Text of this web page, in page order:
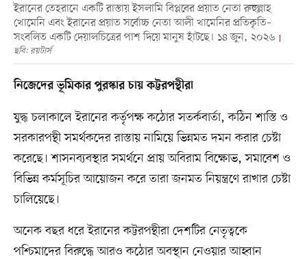
ইরানের তেহরানে একটি রাস্তায় ইসলামি বিপ্লবের প্রয়াত নেতা রুহুল্লাহ
খোমেনি এবং ইরানের প্রয়াত সর্বোচ্চ নেতা আলী খামেনির প্রতিকৃতি–
সংবলিত একটি দেয়ালচিত্রের পাশ দিয়ে মানুষ হাঁটছে। ১৪ জুন, ২০২৬
ছবি: রয়টার্স
নিজেদের ভূমিকার পুরস্কার চায় কট্টরপন্থীরা
যুদ্ধ চলাকালে ইরানের কর্তৃপক্ষ কঠোর সতর্কবার্তা, কঠিন শাস্তি ও
সরকারপন্থী সমর্থকদের রাস্তায় নামিয়ে ভিন্নমত দমন করার চেষ্টা
করেছে। শাসনব্যবস্থার সমর্থনে প্রায় অবিরাম বিক্ষোভ, সমাবেশ ও
বিভিন্ন কর্মসূচির আয়োজন করে তারা জনমত নিয়ন্ত্রণে রাখার চেষ্টা
চালিয়েছে।
অনেক বছর ধরে ইরানের কট্টরপন্থীরা দেশটির নেতৃত্বকে
পশ্চিমাদের বিরুদ্ধে আরও কঠোর অবস্থান নেওয়ার আহ্বান